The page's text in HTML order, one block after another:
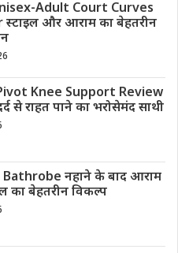
Adult Court Curves
स्टाइल और आराम का बेहतरीन
Knee Support Review
से राहत पाने का भरोसेमंद साथी
नहाने के बाद आराम
का बेहतरीन विकल्प